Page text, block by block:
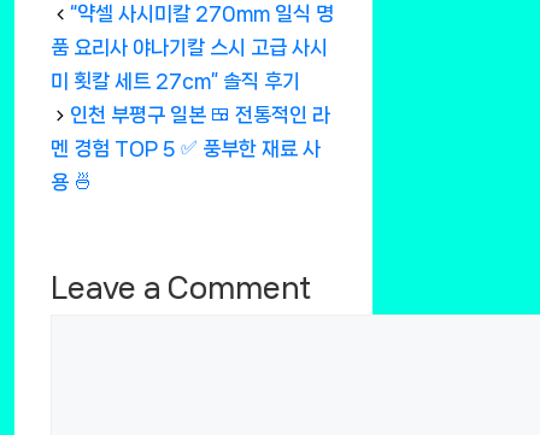
“약셀 사시미칼 270mm 일식 명
품 요리사 야나기칼 스시 고급 사시
미 횟칼 세트 27cm” 솔직 후기
인천 부평구 일본 🍱 전통적인 라
멘 경험 TOP 5 ✅ 풍부한 재료 사
용 🍜
Leave a Comment